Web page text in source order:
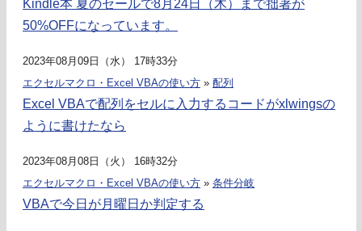
Kindle本 夏のセールで8月24日（木）まで拙著が
50%OFFになっています。
2023年08月09日（水） 17時33分
エクセルマクロ・Excel VBAの使い方 » 配列
Excel VBAで配列をセルに入力するコードがxlwingsの
ように書けたなら
2023年08月08日（火） 16時32分
エクセルマクロ・Excel VBAの使い方 » 条件分岐
VBAで今日が月曜日か判定する